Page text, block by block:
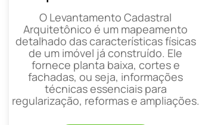
O Levantamento Cadastral
Arquitetônico é um mapeamento
detalhado das características físicas
de um imóvel já construído. Ele
fornece planta baixa, cortes e
fachadas, ou seja, informações
técnicas essenciais para
regularização, reformas e ampliações.